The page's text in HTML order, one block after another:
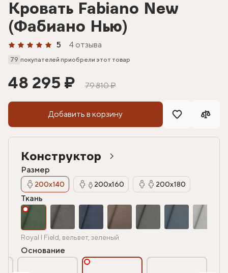
Кровать Fabiano New
(Фабиано Нью)
5 4 отзыва
79 покупателей приобрели этот товар
48 295 ₽ 79 810 ₽
Добавить в корзину
Конструктор
Размер
200х140 200х160 200х180
Ткань
Royal I Field, вельвет, зеленый
Основание